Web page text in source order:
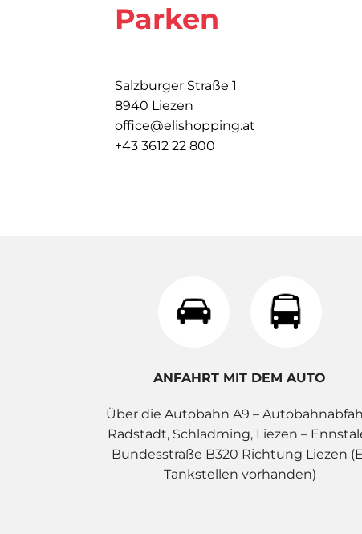
Parken
Salzburger Straße 1
8940 Liezen
office@elishopping.at
+43 3612 22 800
ANFAHRT MIT DEM AUTO
Über die Autobahn A9 –
Radstadt, Schladming, Liezen –
Bundesstraße B320 Richtung Liezen
Tankstellen vorhanden)